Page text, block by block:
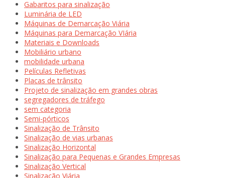
Gabaritos para sinalização
Luminária de LED
Máquinas de Demarcação Viária
Máquinas para Demarcação VIária
Materiais e Downloads
Mobiliário urbano
mobilidade urbana
Películas Refletivas
Placas de trânsito
Projeto de sinalização em grandes obras
segregadores de tráfego
sem categoria
Semi-pórticos
Sinalização de Trânsito
Sinalização de vias urbanas
Sinalização Horizontal
Sinalização para Pequenas e Grandes Empresas
Sinalização Vertical
Sinalização Viária